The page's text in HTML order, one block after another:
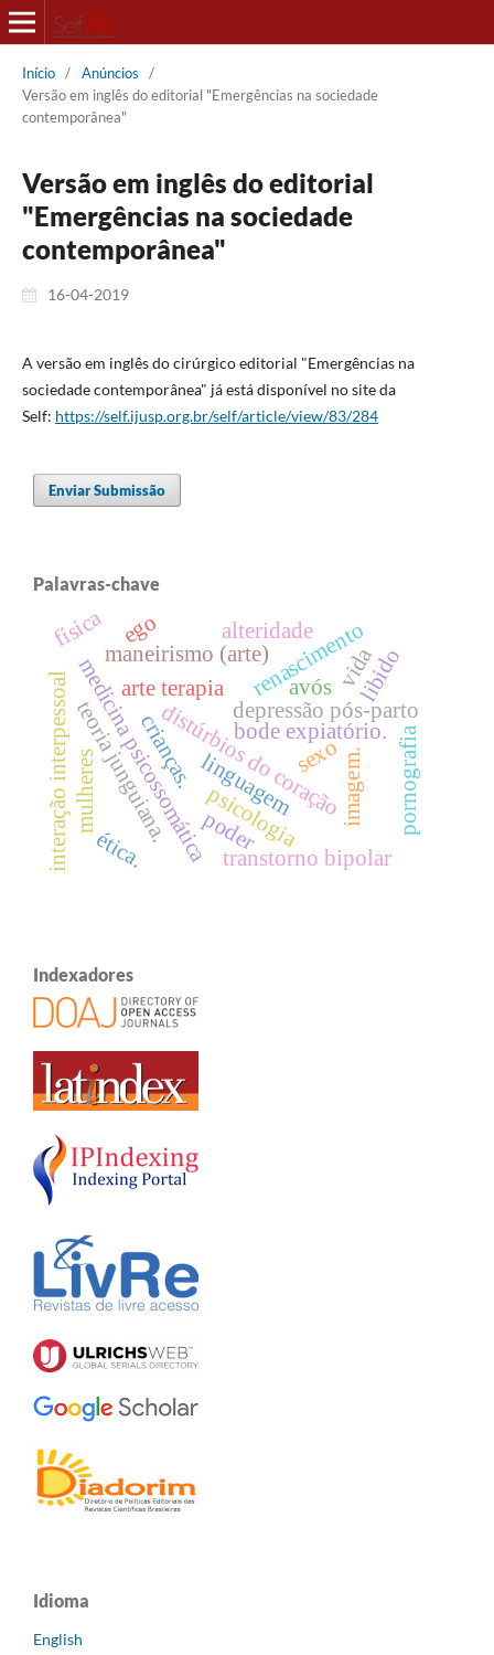
Início / Anúncios
/
Versão em inglês do editorial "Emergências na sociedade
contemporânea"
Versão em inglês do editorial
"Emergências na sociedade
contemporânea"
16-04-2019
A versão em inglês do cirúrgico editorial "Emergências na
sociedade contemporânea" já está disponível no site da
Self: https://self.ijusp.org.br/self/article/view/83/284
Enviar Submissão
Palavras-chave
depressão pós-parto
arte terapia
distúrbios do coração
medicina psicossomáticalinguagem imagem.
renascimento
maneirismo (arte)
teoria junguiana.
avós
bode expiatório.
psicologia
transtorno bipolar
pornografia
interação interpessoal crianças.
libido
mulheres
ego
poder
alteridade
sexo
física
vida
ética.
Indexadores
Idioma
English